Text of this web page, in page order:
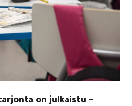
on julkaistu –